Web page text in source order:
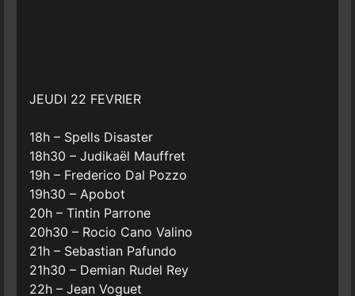
JEUDI 22 FEVRIER
18h – Spells Disaster
18h30 – Judikaël Mauffret
19h – Frederico Dal Pozzo
19h30 – Apobot
20h – Tintin Parrone
20h30 – Rocio Cano Valino
21h – Sebastian Pafundo
21h30 – Demian Rudel Rey
22h – Jean Voguet